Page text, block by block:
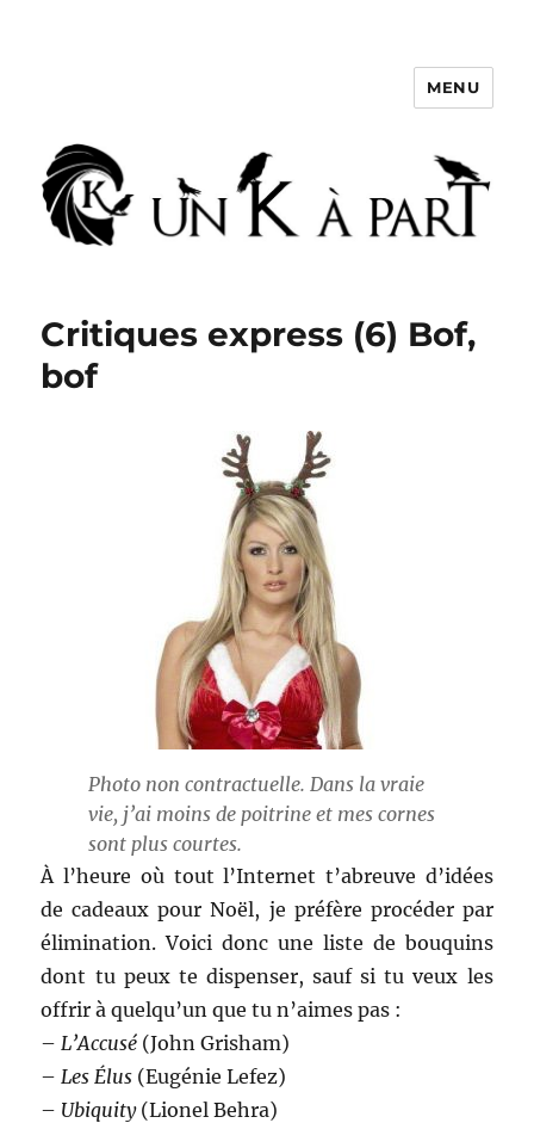
MENU
Critiques express (6) Bof,
bof
Photo non contractuelle. Dans la vraie
vie, j’ai moins de poitrine et mes cornes
sont plus courtes.
À l’heure où tout l’Internet t’abreuve d’idées
de cadeaux pour Noël, je préfère procéder par
élimination. Voici donc une liste de bouquins
dont tu peux te dispenser, sauf si tu veux les
offrir à quelqu’un que tu n’aimes pas :
– L’Accusé (John Grisham)
– Les Élus (Eugénie Lefez)
– Ubiquity (Lionel Behra)